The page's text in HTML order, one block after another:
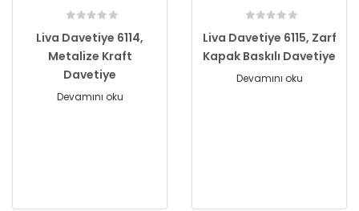
Liva Davetiye 6114,
Metalize Kraft
Davetiye
Devamını oku
Liva Davetiye 6115, Zarf
Kapak Baskılı Davetiye
Devamını oku